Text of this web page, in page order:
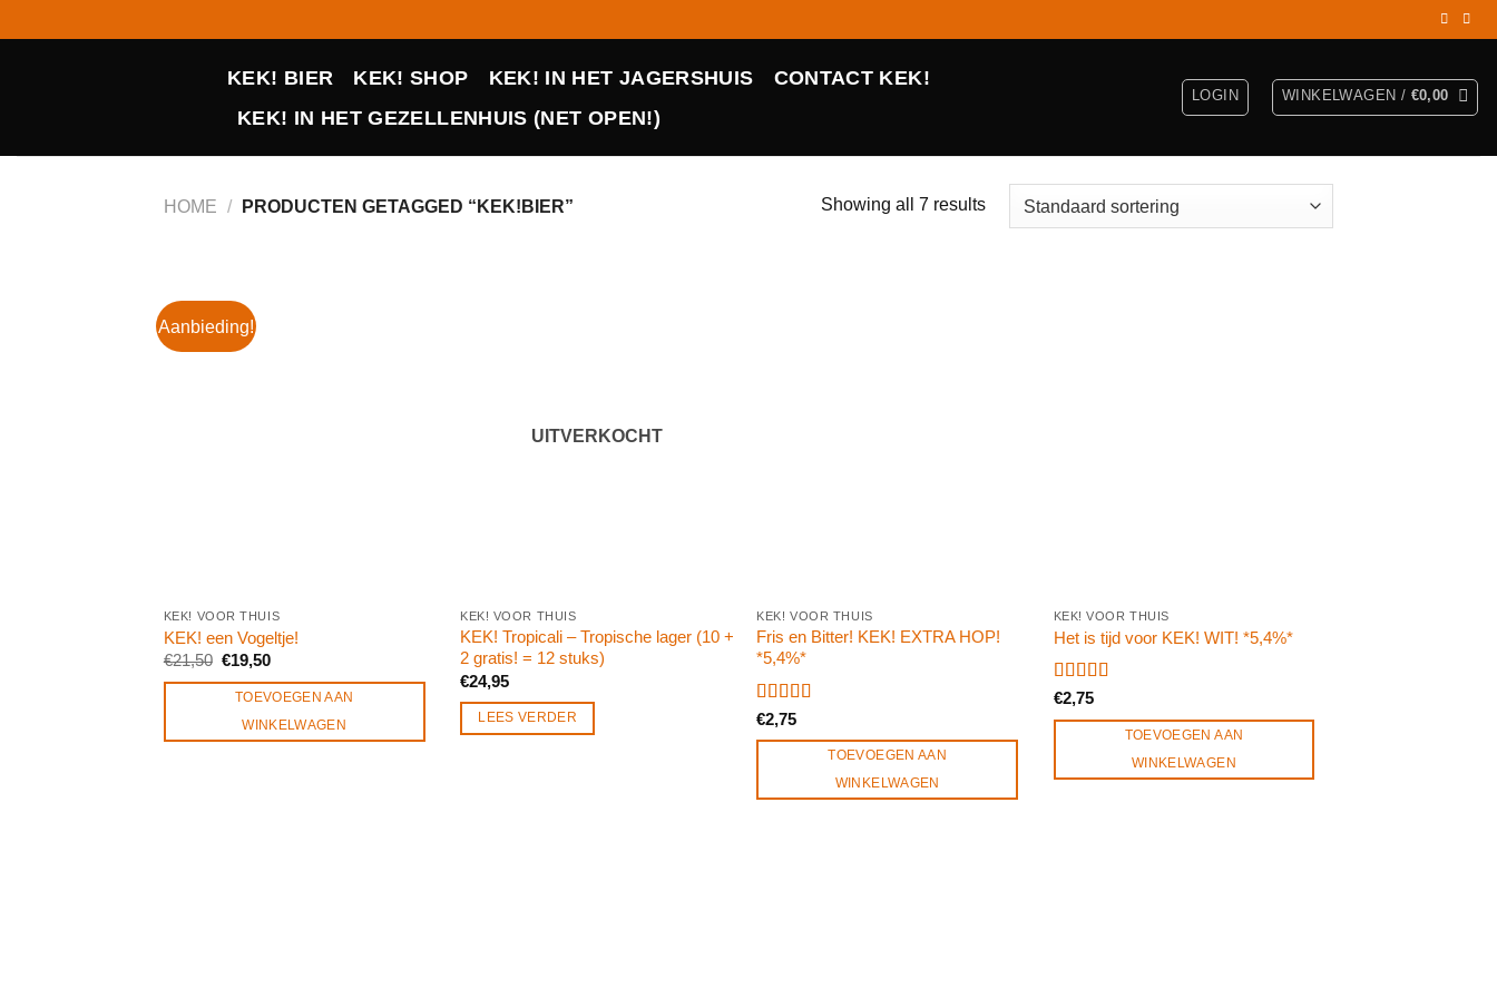
naar
KEK! BIER KEK! SHOP KEK! IN HET JAGERSHUIS
CONTACT KEK!
KEK! IN HET GEZELLENHUIS (NET OPEN!)
LOGIN WINKELWAGEN / €0,00
HOME / PRODUCTEN GETAGGED “KEK!BIER” Showing all 7 results
Aanbieding!
KEK! VOOR THUIS
KEK! een Vogeltje!
€21,50 Oorspronkelijke
was:
€21,50.
€19,50Huidige
is:
€19,50.
TOEVOEGEN AAN
WINKELWAGEN
UITVERKOCHT
KEK! VOOR THUIS
KEK! Tropicali – Tropische lager (10 +
2 gratis! = 12 stuks)
€24,95
LEES VERDER
KEK! VOOR THUIS
Fris en Bitter! KEK! EXTRA HOP!
*5,4%*
Gewaardeerd
5.00uit 5
€2,75
TOEVOEGEN AAN
WINKELWAGEN
KEK! VOOR THUIS
Het is tijd voor KEK! WIT! *5,4%*
Gewaardeerd
€2,75
TOEVOEGEN AAN
WINKELWAGEN